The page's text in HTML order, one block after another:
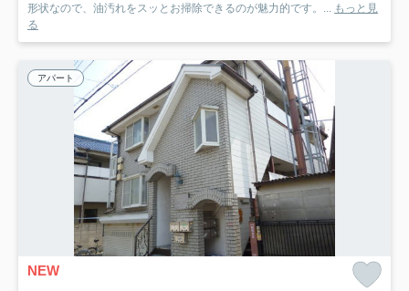
形状なので、油汚れをスッとお掃除できるのが魅力的です。... もっと見
る
アパート
NEW